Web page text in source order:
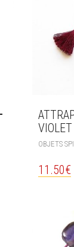
OBJETS
11.50€